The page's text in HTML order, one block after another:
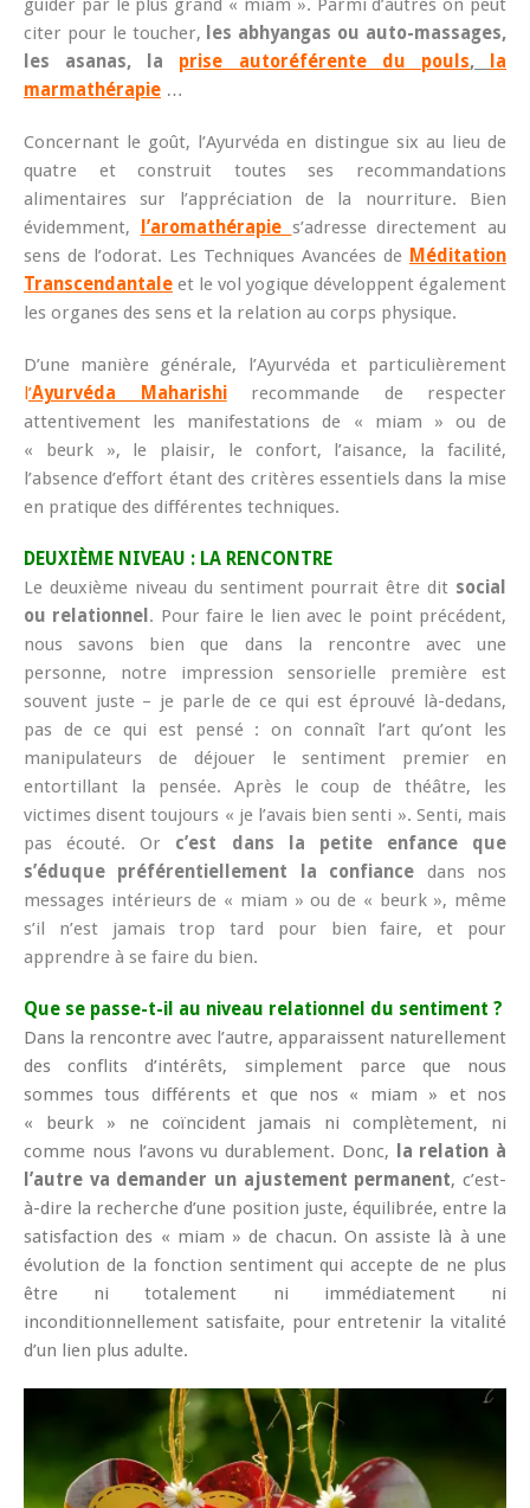
guider par le plus grand « miam ». Parmi d’autres on peut
citer pour le toucher,
les abhyangas ou auto-massages,
les asanas, la prise autoréférente du pouls,
la
marmathérapie …
Concernant le goût, l’Ayurvéda en distingue six au lieu de
quatre et construit toutes ses recommandations
alimentaires sur l’appréciation de la nourriture. Bien
évidemment,
l’aromathérapie s’adresse directement au
sens de l’odorat. Les Techniques Avancées de Méditation
Transcendantale et le vol yogique développent également
les organes des sens et la relation au corps physique.
D’une manière générale, l’Ayurvéda et particulièrement
l’Ayurvéda Maharishirecommande de respecter
attentivement les manifestations de « miam » ou de
« beurk », le plaisir, le confort, l’aisance, la facilité,
l’absence d’effort étant des critères essentiels dans la mise
en pratique des différentes techniques.
DEUXIÈME NIVEAU : LA RENCONTRE
Le deuxième niveau du sentiment pourrait être dit social
ou relationnel . Pour faire le lien avec le point précédent,
nous savons bien que dans la rencontre avec une
personne, notre impression sensorielle première est
souvent juste – je parle de ce qui est éprouvé là-dedans,
pas de ce qui est pensé : on connaît l’art qu’ont les
manipulateurs de déjouer le sentiment premier en
entortillant la pensée. Après le coup de théâtre, les
victimes disent toujours « je l’avais bien senti ». Senti, mais
pas écouté. Or c’est dans la petite enfance que
s’éduque préférentiellement la confiance dans nos
messages intérieurs de « miam » ou de « beurk », même
s’il n’est jamais trop tard pour bien faire, et pour
apprendre à se faire du bien.
Que se passe-t-il au niveau relationnel du sentiment ?
Dans la rencontre avec l’autre, apparaissent naturellement
des conflits d’intérêts, simplement parce que nous
sommes tous différents et que nos « miam » et nos
« beurk » ne coïncident jamais ni complètement, ni
comme nous l’avons vu durablement. Donc,
la relation à
l’autre va demander un ajustement permanent, c’est-
à-dire la recherche d’une position juste, équilibrée, entre la
satisfaction des « miam » de chacun. On assiste là à une
évolution de la fonction sentiment qui accepte de ne plus
être ni totalement ni immédiatement ni
inconditionnellement satisfaite, pour entretenir la vitalité
d’un lien plus adulte.